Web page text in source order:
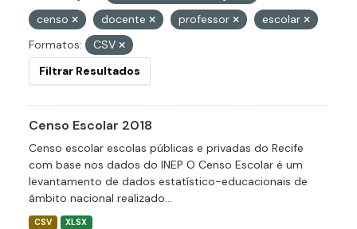
censo
docente professor
escolar
Formatos:
CSV
Filtrar Resultados
Censo Escolar 2018
Censo escolar escolas públicas e privadas do Recife
com base nos dados do INEP O Censo Escolar é um
levantamento de dados estatístico-educacionais de
âmbito nacional realizado...
CSV XLSX